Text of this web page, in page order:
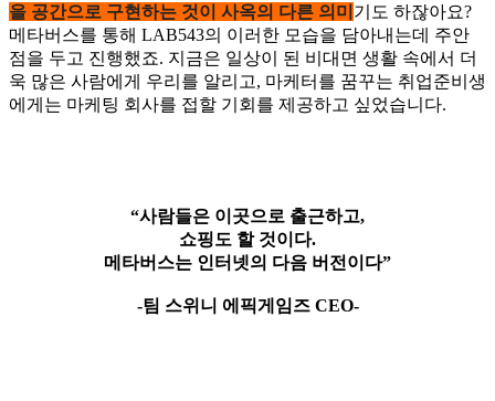
을 공간으로 구현하는 것이 사옥의 다른 의미 기도 하잖아요?
메타버스를 통해 LAB543의 이러한 모습을 담아내는데 주안
점을 두고 진행했죠. 지금은 일상이 된 비대면 생활 속에서 더
욱 많은 사람에게 우리를 알리고, 마케터를 꿈꾸는 취업준비생
에게는 마케팅 회사를 접할 기회를 제공하고 싶었습니다.
“사람들은 이곳으로 출근하고,
쇼핑도 할 것이다.
메타버스는 인터넷의 다음 버전이다”
-팀 스위니 에픽게임즈 CEO-